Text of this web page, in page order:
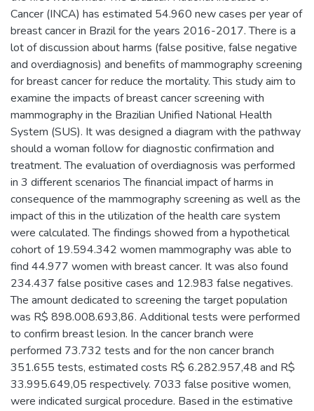
Cancer (INCA) has estimated 54.960 new cases per year of
breast cancer in Brazil for the years 2016-2017. There is a
lot of discussion about harms (false positive, false negative
and overdiagnosis) and benefits of mammography screening
for breast cancer for reduce the mortality. This study aim to
examine the impacts of breast cancer screening with
mammography in the Brazilian Unified National Health
System (SUS). It was designed a diagram with the pathway
should a woman follow for diagnostic confirmation and
treatment. The evaluation of overdiagnosis was performed
in 3 different scenarios The financial impact of harms in
consequence of the mammography screening as well as the
impact of this in the utilization of the health care system
were calculated. The findings showed from a hypothetical
cohort of 19.594.342 women mammography was able to
find 44.977 women with breast cancer. It was also found
234.437 false positive cases and 12.983 false negatives.
The amount dedicated to screening the target population
was R$ 898.008.693,86. Additional tests were performed
to confirm breast lesion. In the cancer branch were
performed 73.732 tests and for the non cancer branch
351.655 tests, estimated costs R$ 6.282.957,48 and R$
33.995.649,05 respectively. 7033 false positive women,
were indicated surgical procedure. Based in the estimative